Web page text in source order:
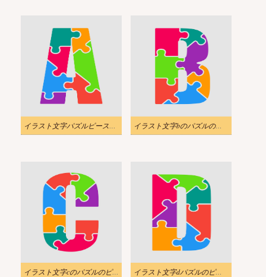
イラスト文字パズルピースpng イラスト文字bのパズルのピースpng
イラスト文字cのパズルのピース イラスト文字dパズルのピースpng